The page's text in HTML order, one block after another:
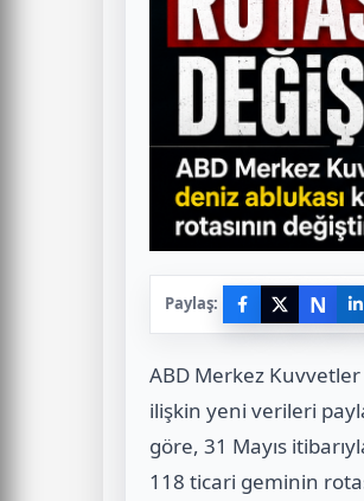
Paylaş: N
ABD Merkez Kuvvetler
ilişkin yeni verileri
göre, 31 Mayıs
118 ticari geminin